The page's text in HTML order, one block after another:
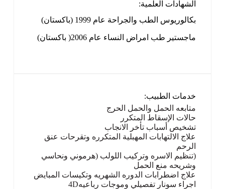
الشهادات العلمية:
بكالوريوس الطب والجراحة عام 1999 (باكستان)
ماجستير طب امراض النساء عام 2006( باكستان)
خدمات الطبيب:
متابعه الحمل والحمل الحرج
حالات الإسقاط المتكرر
تشخيص أسباب تأخر الانجاب
علاج الالتهابات المهبلية المتكرره وتقرحات عنق
الرحم
(تنظيم الاسره وتركيب اللولب (هرموني ونحاسي
وشريحه منع الحمل
علاج اضطرابات الدوره الشهريه وتكيسات المبايض
اجراء سونار تفصيلي وموجات رباعيه4D